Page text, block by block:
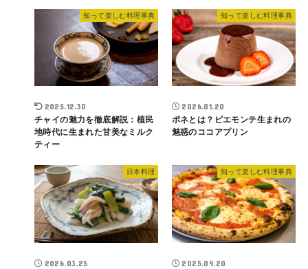
知って楽しむ料理事典
2025.12.30
チャイの魅力を徹底解説：植民
地時代に生まれた甘美なミルク
ティー
知って楽しむ料理事典
2026.01.20
ボネとは？ピエモンテ生まれの
魅惑のココアプリン
日本料理
2026.03.25
知って楽しむ料理事典
2025.09.20